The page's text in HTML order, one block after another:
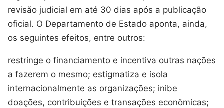
revisão judicial em até 30 dias após a publicação
oficial. O Departamento de Estado aponta, ainda,
os seguintes efeitos, entre outros:
restringe o financiamento e incentiva outras nações
a fazerem o mesmo; estigmatiza e isola
internacionalmente as organizações; inibe
doações, contribuições e transações econômicas;